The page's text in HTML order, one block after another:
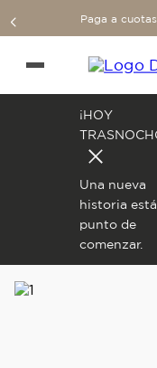
Paga a
¡HOY
Una nueva
historia
punto de
comenzar.